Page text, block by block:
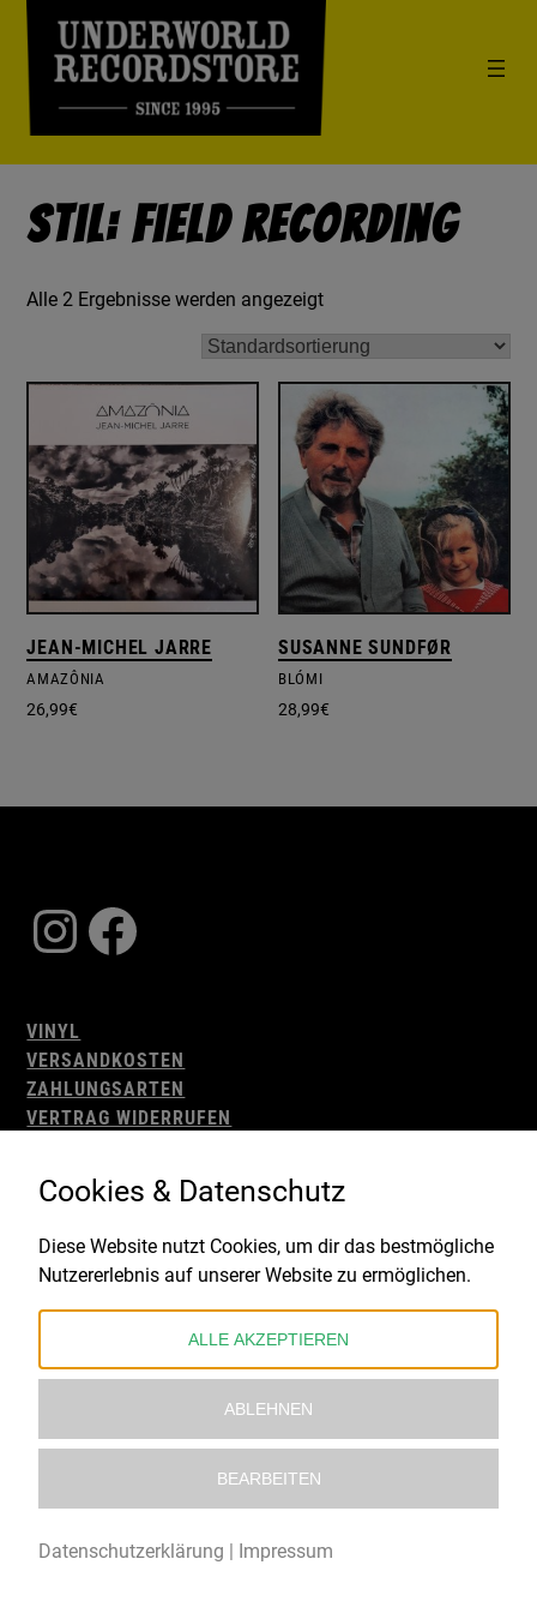
Stil: Field Recording
Alle 2 Ergebnisse werden angezeigt
JEAN-MICHEL JARRE
AMAZÔNIA
26,99€
SUSANNE SUNDFØR
BLÓMI
28,99€
Instagram
Facebook
VINYL
VERSANDKOSTEN
ZAHLUNGSARTEN
VERTRAG WIDERRUFEN
WIDERRUFSBELEHRUNG
IMPRESSUM
Gefördert durch:
Cookies & Datenschutz
Diese Website nutzt Cookies, um dir das bestmögliche
Nutzererlebnis auf unserer Website zu ermöglichen.
ALLE AKZEPTIEREN
ABLEHNEN
BEARBEITEN
Datenschutzerklärung | Impressum